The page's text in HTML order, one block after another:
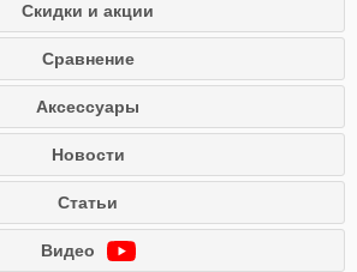
Скидки и акции
Сравнение
Аксессуары
Новости
Статьи
Видео